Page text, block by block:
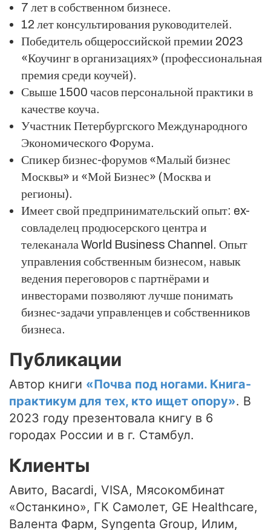
7 лет в собственном бизнесе.
12 лет консультирования руководителей.
Победитель общероссийской премии 2023
«Коучинг в организациях» (профессиональная
премия среди коучей).
Свыше 1500 часов персональной практики в
качестве коуча.
Участник Петербургского Международного
Экономического Форума.
Спикер бизнес-форумов «Малый бизнес
Москвы» и «Мой Бизнес» (Москва и
регионы).
Имеет свой предпринимательский опыт: ex-
совладелец продюсерского центра и
телеканала World Business Channel. Опыт
управления собственным бизнесом, навык
ведения переговоров с партнёрами и
инвесторами позволяют лучше понимать
бизнес-задачи управленцев и собственников
бизнеса.
Публикации
Автор книги «Почва под ногами. Книга-
практикум для тех, кто ищет опору». В
2023 году презентовала книгу в 6
городах России и в г. Стамбул.
Клиенты
Авито, Bacardi, VISA, Мясокомбинат
«Останкино», ГК Самолет, GE Healthcare,
Валента Фарм, Syngenta Group, Илим,